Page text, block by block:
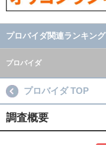
プロバイダ関連ランキング
プロバイダ
プロバイダ TOP
調査概要